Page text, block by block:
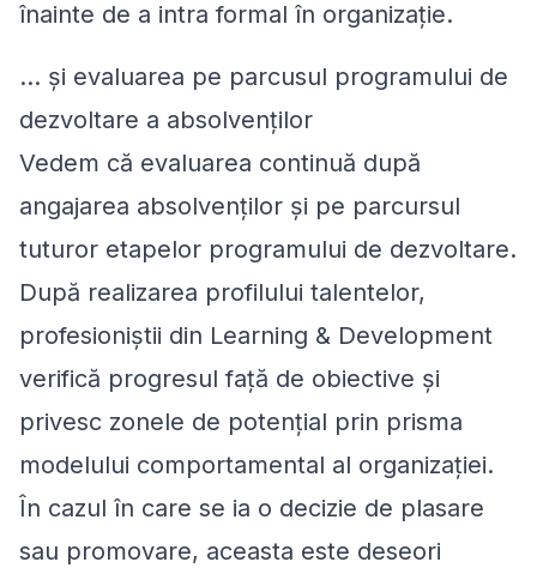
înainte de a intra formal în organizație.
… și evaluarea pe parcusul programului de
dezvoltare a absolvenților
Vedem că evaluarea continuă după
angajarea absolvenților și pe parcursul
tuturor etapelor programului de dezvoltare.
După realizarea profilului talentelor,
profesioniștii din Learning & Development
verifică progresul față de obiective și
privesc zonele de potențial prin prisma
modelului comportamental al organizației.
În cazul în care se ia o decizie de plasare
sau promovare, aceasta este deseori